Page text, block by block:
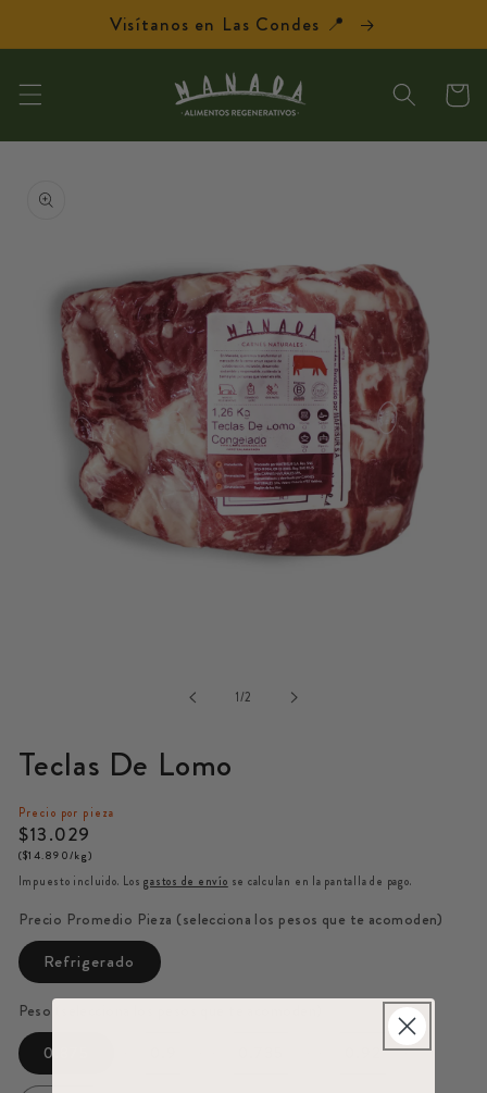
directamente
al contenido
Visítanos en Las Condes 📍
a la
ventana
modal
1/de
2
Teclas De Lomo
Precio por pieza
Precio
habitual
$13.029
($14.890/kg)
Impuesto incluido. Losgastos de envío se calculan en la pantalla de pago.
Precio Promedio Pieza (selecciona los pesos que te acomoden)
Refrigerado
Peso (selecciona los pesos que te acomoden)
0.875